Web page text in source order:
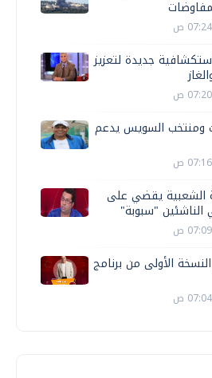
404 آبار استكشافية جديدة لتعزيز
ومنتخب السويس يدعم
الشعبية يقضي على
الناشئين "سبوبة"
الأولى من برنامج